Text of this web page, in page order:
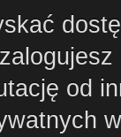
od